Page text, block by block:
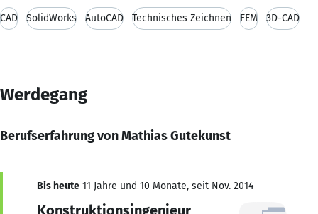
CAD SolidWorks AutoCAD Technisches Zeichnen FEM 3D-CAD
Werdegang
Berufserfahrung von Mathias Gutekunst
Bis heute 11 Jahre und 10 Monate, seit Nov. 2014
Konstruktionsingenieur